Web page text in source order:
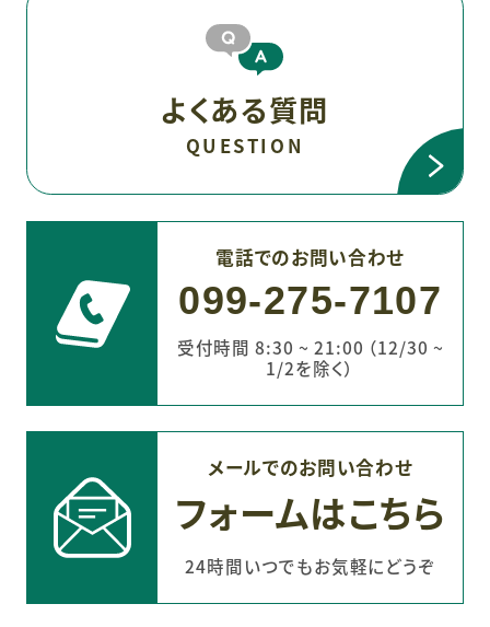
よくある質問
QUESTION
電話でのお問い合わせ
099-275-7107
受付時間 8:30 ~ 21:00 （12/30 ~
1/2を除く）
メールでのお問い合わせ
フォームはこちら
24時間いつでもお気軽にどうぞ